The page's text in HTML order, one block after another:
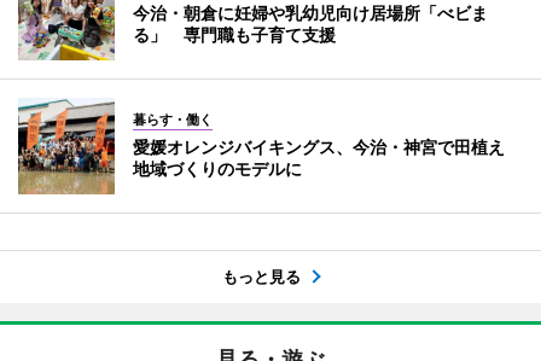
今治・朝倉に妊婦や乳幼児向け居場所「べビま
る」 専門職も子育て支援
暮らす・働く
愛媛オレンジバイキングス、今治・神宮で田植え
地域づくりのモデルに
もっと見る